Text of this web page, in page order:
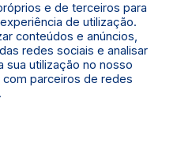
os Direitos Reservados.
e de terceiros para
de utilização.
conteúdos e anúncios,
redes sociais e analisar
sua utilização no nosso
parceiros de redes